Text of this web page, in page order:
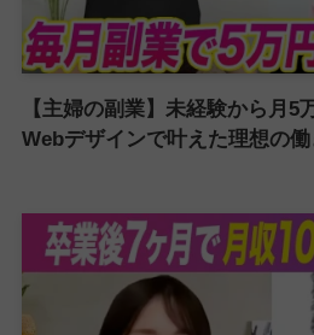
【主婦の副業】未経験から月5
Webデザインで叶えた理想の